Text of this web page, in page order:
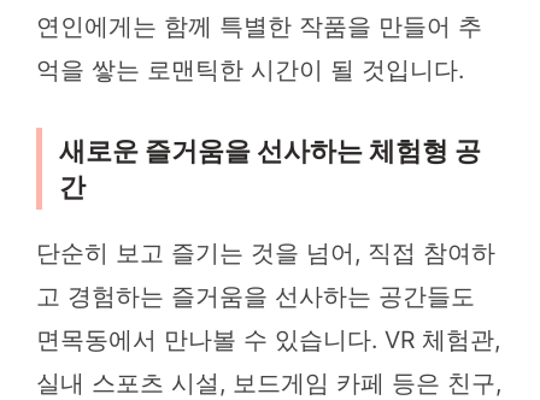
연인에게는 함께 특별한 작품을 만들어 추
억을 쌓는 로맨틱한 시간이 될 것입니다.
새로운 즐거움을 선사하는 체험형 공
간
단순히 보고 즐기는 것을 넘어, 직접 참여하
고 경험하는 즐거움을 선사하는 공간들도
면목동에서 만나볼 수 있습니다. VR 체험관,
실내 스포츠 시설, 보드게임 카페 등은 친구,